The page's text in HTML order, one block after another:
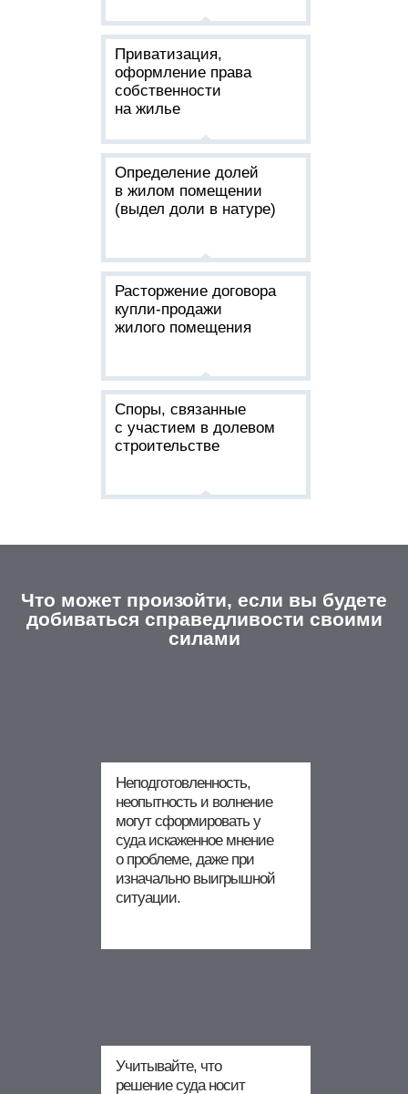
Приватизация,
оформление права
собственности
на жилье
Определение долей
в жилом помещении
(выдел доли в натуре)
Расторжение договора
купли-продажи
жилого помещения
Споры, связанные
с участием в долевом
строительстве
Что может произойти, если вы будете
добиваться справедливости своими
силами
Неподготовленность,
неопытность и волнение
могут сформировать у
суда искаженное мнение
о проблеме, даже при
изначально выигрышной
ситуации.
Учитывайте, что
решение суда носит